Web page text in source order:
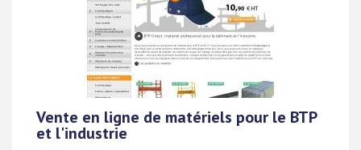
Vente en ligne de matériels pour le BTP
et l'industrie